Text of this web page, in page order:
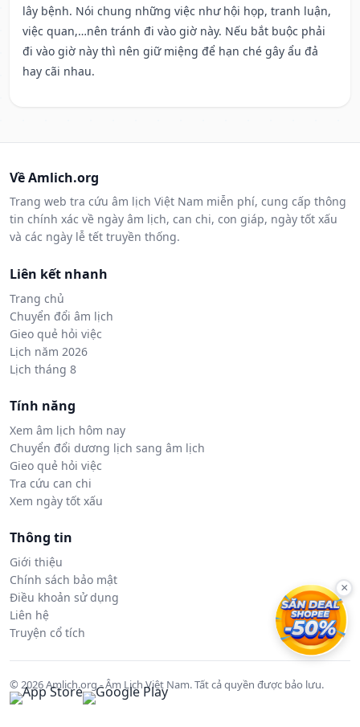
lây bệnh. Nói chung những việc như hội họp, tranh luận,
việc quan,…nên tránh đi vào giờ này. Nếu bắt buộc phải
đi vào giờ này thì nên giữ miệng để hạn ché gây ẩu đả
hay cãi nhau.
Về Amlich.org
Trang web tra cứu âm lịch Việt Nam miễn phí, cung cấp thông
tin chính xác về ngày âm lịch, can chi, con giáp, ngày tốt xấu
và các ngày lễ tết truyền thống.
Liên kết nhanh
Trang chủ
Chuyển đổi âm lịch
Gieo quẻ hỏi việc
Lịch năm 2026
Lịch tháng 8
Tính năng
Xem âm lịch hôm nay
Chuyển đổi dương lịch sang âm lịch
Gieo quẻ hỏi việc
Tra cứu can chi
Xem ngày tốt xấu
Thông tin
Giới thiệu
Chính sách bảo mật
Điều khoản sử dụng
Liên hệ
Truyện cổ tích
© 2026 Amlich.org - Âm Lịch Việt Nam. Tất cả quyền được bảo lưu.
×